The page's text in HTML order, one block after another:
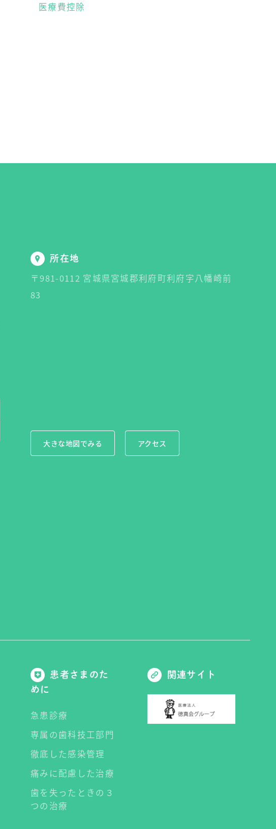
医療費控除
所在地
〒981-0112 宮城県宮城郡利府町利府字八幡崎前
83
大きな地図でみる アクセス
患者さまのた
めに
急患診療
専属の歯科技工部門
徹底した感染管理
痛みに配慮した治療
歯を失ったときの３
つの治療
関連サイト